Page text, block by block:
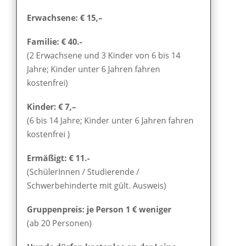
Erwachsene: € 15,–
Familie: € 40.-
(2 Erwachsene und 3 Kinder von 6 bis 14
Jahre; Kinder unter 6 Jahren fahren
kostenfrei)
Kinder: € 7,–
(6 bis 14 Jahre; Kinder unter 6 Jahren fahren
kostenfrei )
Ermäßigt: € 11.-
(SchülerInnen / Studierende /
Schwerbehinderte mit gült. Ausweis)
Gruppenpreis: je Person 1 € weniger
(ab 20 Personen)